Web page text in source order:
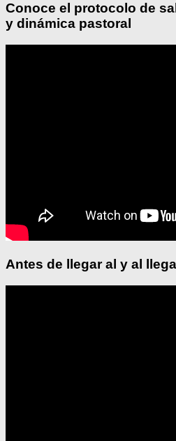
Conoce el protocolo de
y dinámica pastoral
Antes de llegar al y al